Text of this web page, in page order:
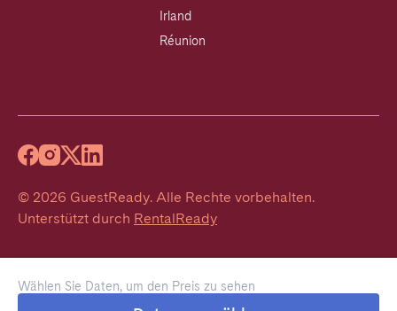
Wählen Sie Daten, um den Preis zu sehen
Irland
Réunion
© 2026 GuestReady. Alle Rechte vorbehalten.
Unterstützt durch RentalReady